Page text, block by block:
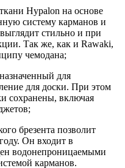
Hypalon на основе
систему карманов и
стильно и при
Так же, как и Rawaki,
чемодана;
для
для доски. При этом
сохранены, включая
брезента позволит
Он входит в
водонепроницаемыми
карманов.